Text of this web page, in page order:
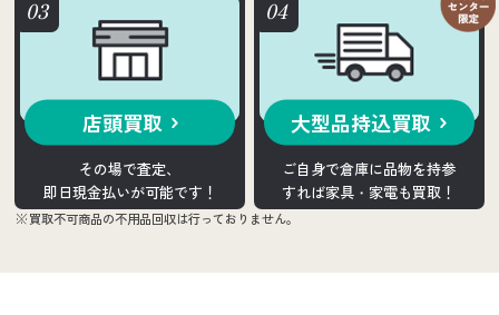
店頭買取
その場で査定、
即日現金払いが可能です！
大型品持込買取
ご自身で倉庫に品物を持参
すれば家具・家電も買取！
買取不可商品の不用品回収は行っておりません。